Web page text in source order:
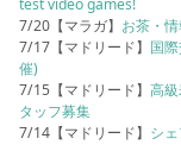
test video games!
7/20【マラガ】 お茶・
7/17【マドリード】 国
催)
7/15【マドリード】高
タッフ募集
7/14【マドリード】 シ